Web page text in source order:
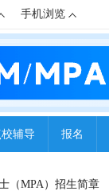
手机浏览
辅导 报名
（MPA）招生简章